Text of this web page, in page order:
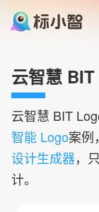
云智慧
云智慧 BIT
智能 Logo案例
设计生成器，
计。